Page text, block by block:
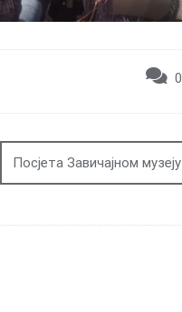
0
Посјета Завичајном музеју